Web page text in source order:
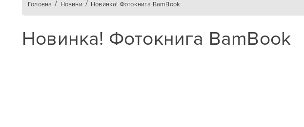
Головна Новини Новинка! Фотокнига BamBook
Новинка! Фотокнига BamBook